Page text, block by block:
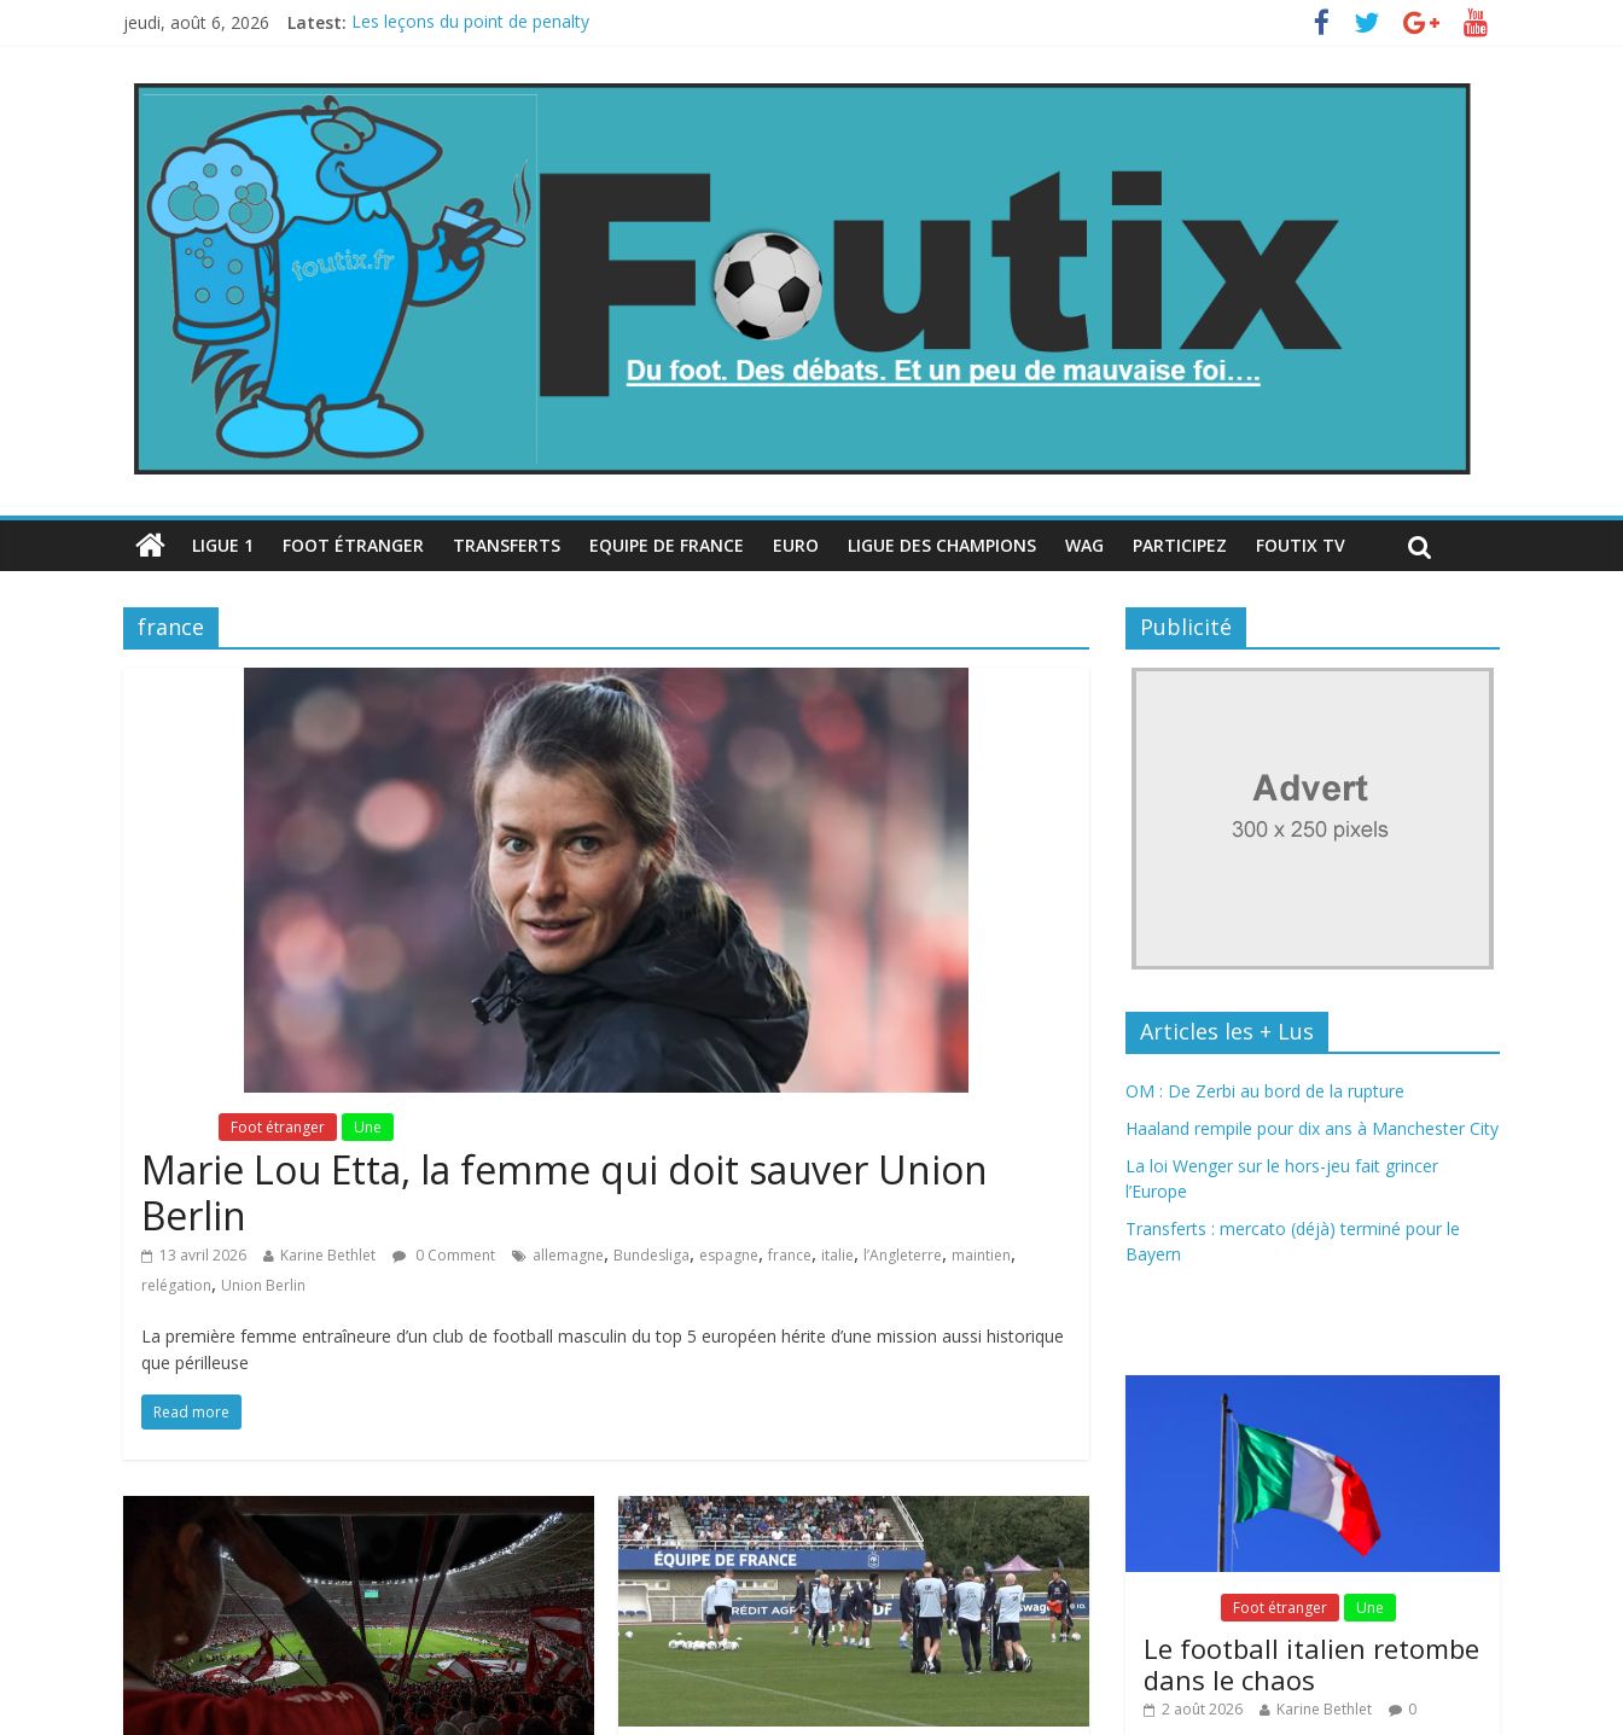
jeudi, août 6, 2026 Latest: Les leçons du point de penalty
Les curiosités de la Coupe du monde
L’Inde et la Chine, trop mauvais au football ?
LIGUE 1 FOOT ÉTRANGER TRANSFERTS EQUIPE DE FRANCE EURO LIGUE DES CHAMPIONS WAG PARTICIPEZ FOUTIX TV
france
Foot étranger Une
Marie Lou Etta, la femme qui doit sauver Union
Berlin
13 avril 2026 Karine Bethlet 0 Comment allemagne, Bundesliga, espagne, france, italie, l’Angleterre, maintien,
relégation, Union Berlin
La première femme entraîneure d’un club de football masculin du top 5 européen hérite d’une mission aussi historique
que périlleuse
Read more
Publicité
Articles les + Lus
OM : De Zerbi au bord de la rupture
Haaland rempile pour dix ans à Manchester City
La loi Wenger sur le hors-jeu fait grincer
l’Europe
Transferts : mercato (déjà) terminé pour le
Bayern
Foot étranger Une
Le football italien retombe
dans le chaos
2 août 2026 Karine Bethlet 0